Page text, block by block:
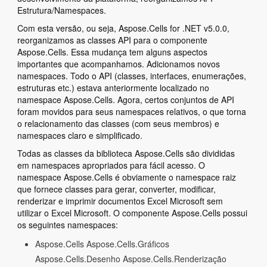
Estrutura/Namespaces.
Com esta versão, ou seja, Aspose.Cells for .NET v5.0.0,
reorganizamos as classes API para o componente
Aspose.Cells. Essa mudança tem alguns aspectos
importantes que acompanhamos. Adicionamos novos
namespaces. Todo o API (classes, interfaces, enumerações,
estruturas etc.) estava anteriormente localizado no
namespace Aspose.Cells. Agora, certos conjuntos de API
foram movidos para seus namespaces relativos, o que torna
o relacionamento das classes (com seus membros) e
namespaces claro e simplificado.
Todas as classes da biblioteca Aspose.Cells são divididas
em namespaces apropriados para fácil acesso. O
namespace Aspose.Cells é obviamente o namespace raiz
que fornece classes para gerar, converter, modificar,
renderizar e imprimir documentos Excel Microsoft sem
utilizar o Excel Microsoft. O componente Aspose.Cells possui
os seguintes namespaces:
Aspose.Cells Aspose.Cells.Gráficos
Aspose.Cells.Desenho Aspose.Cells.Renderização